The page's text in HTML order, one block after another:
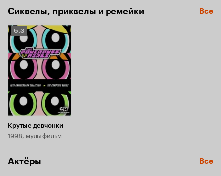
Сиквелы, приквелы и ремейки Все
Рейтинг
Кинопоиска
6.3
6.3
Крутые девчонки
1998, мультфильм
Актёры Все